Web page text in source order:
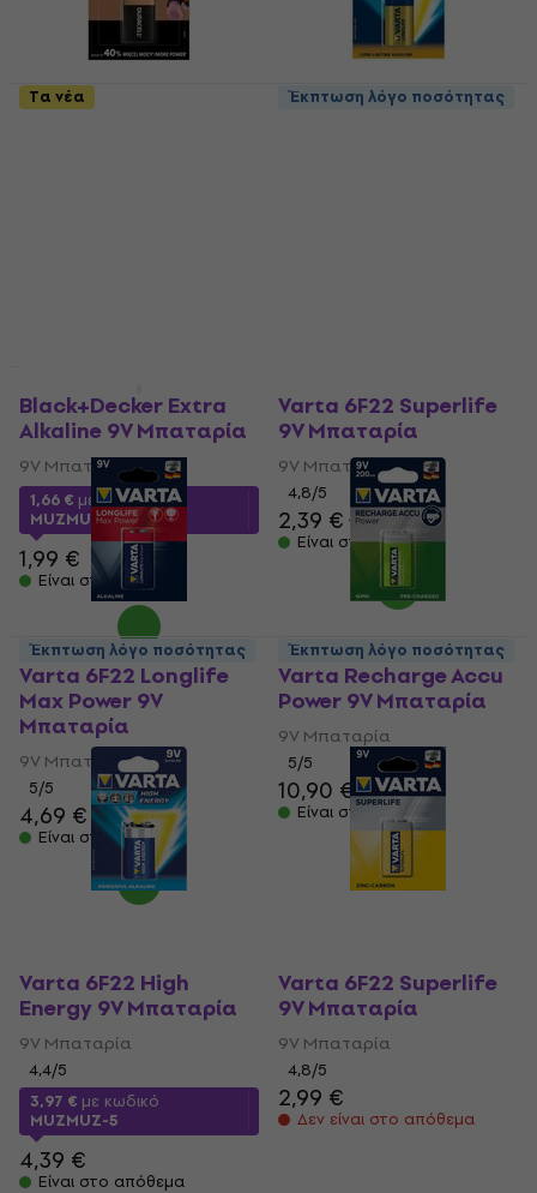
Τα νέα
Black+Decker Extra
Alkaline 9V Μπαταρία
9V Μπαταρία
1,66 € με κωδικό
MUZMUZ-15
1,99 €
Είναι στο απόθεμα
Έκπτωση λόγο ποσότητας
Varta 6F22 Superlife
9V Μπαταρία
9V Μπαταρία
4,8/5
2,39 €2,79 €
Είναι στο απόθεμα
Varta 6F22 Longlife
Max Power 9V
Μπαταρία
9V Μπαταρία
5/5
4,69 €
Είναι στο απόθεμα
Varta Recharge Accu
Power 9V Μπαταρία
9V Μπαταρία
5/5
10,90 €
Είναι στο απόθεμα
Έκπτωση λόγο ποσότητας
Varta 6F22 High
Energy 9V Μπαταρία
9V Μπαταρία
4,4/5
3,97 € με κωδικό
MUZMUZ-5
4,39 €
Είναι στο απόθεμα
Έκπτωση λόγο ποσότητας
Varta 6F22 Superlife
9V Μπαταρία
9V Μπαταρία
4,8/5
2,99 €
Δεν είναι στο απόθεμα